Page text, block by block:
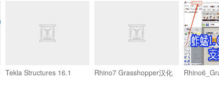
Tekla Structures 16.1 Rhino7 Grasshopper汉化